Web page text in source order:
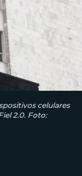
celulares
2.0. Foto: